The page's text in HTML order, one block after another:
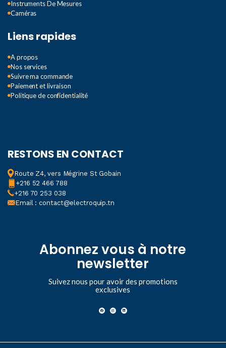
Instruments De Mesures
Caméras
Liens rapides
A propos
Nos services
Suivre ma commande
Paiement et livraison
Politique de confidentialité
RESTONS EN CONTACT
Route Z4, vers Mégrine St Gobain
+216 52 466 788
+216 70 253 038
Email : contact@electroquip.tn
Abonnez vous à notre
newsletter
Suivez nous pour avoir des promotions
exclusives